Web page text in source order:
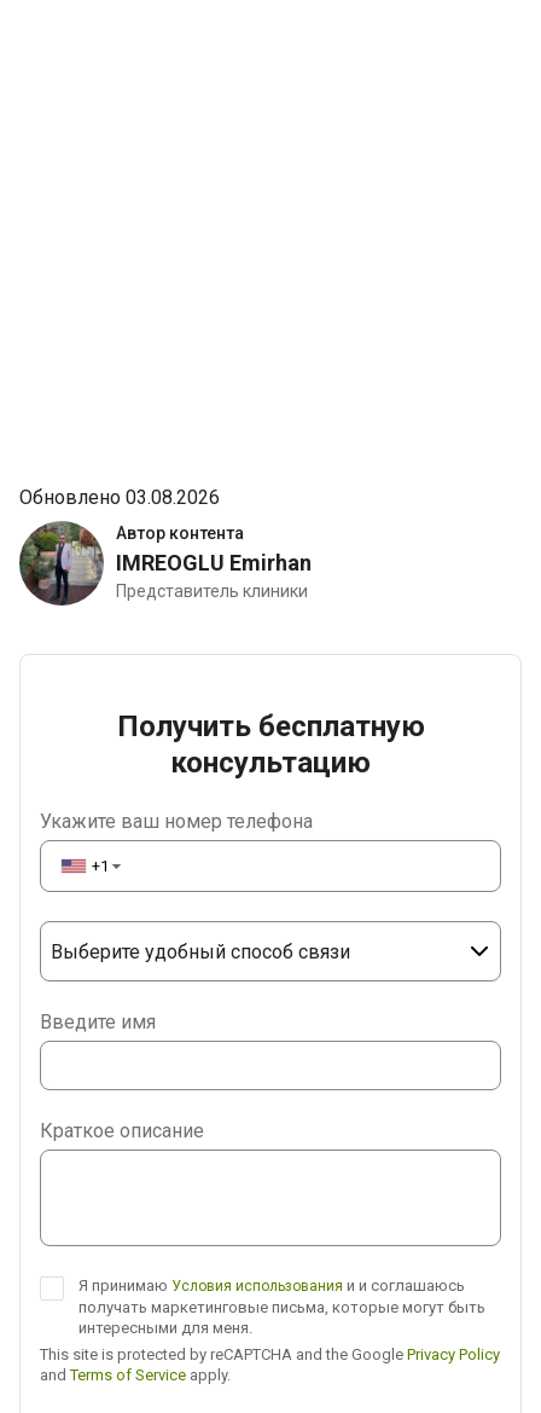
Автор контента
IMREOGLU Emirhan
Представитель клиники
Обновлено 03.08.2026
Получить бесплатную
консультацию
Укажите ваш номер телефона
+1 ▼
Выберите удобный способ связи
Telegram
Введите имя
Краткое описание
Я принимаю Условия использования и и соглашаюсь
получать маркетинговые письма, которые могут быть
интересными для меня.
This site is protected by reCAPTCHA and the Google Privacy Policy
andTerms of Service apply.